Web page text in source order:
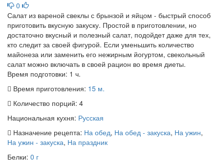
0
Салат из вареной свеклы с брынзой и яйцом - быстрый способ
приготовить вкусную закуску. Простой в приготовлении, но
достаточно вкусный и полезный салат, подойдет даже для тех,
кто следит за своей фигурой. Если уменьшить количество
майонеза или заменить его нежирным йогуртом, свекольный
салат можно включать в своей рацион во время диеты.
Время подготовки: 1 ч.
Время приготовления: 15 м.
Количество порций: 4
Национальная кухня: Русская
Назначение рецепта: На обед, На обед - закуска, На ужин,
На ужин - закуска, На праздник
Белки: 0 г